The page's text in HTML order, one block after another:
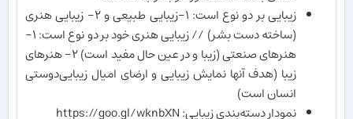
زیبایی بر دو نوع است: ١-زیبایی طبیعی و ٢- زیبایی هنری
(ساخته دست بشر) // زیبایی هنری خود بر دو نوع است: ١-
هنرهای صنعتی (زیبا و در عین حال مفید است) ٢- هنرهای
زیبا (هدف آنها نمایش زیبایی و ارضای امیال زیبایی‌دوستی
انسان است)
نمودار دسته‌بندی زیبایی: https://goo.gl/wknbXN